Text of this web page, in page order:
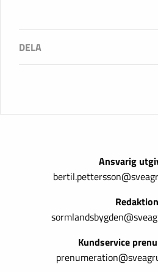
Ansvarig
Redaktion
Kundservice